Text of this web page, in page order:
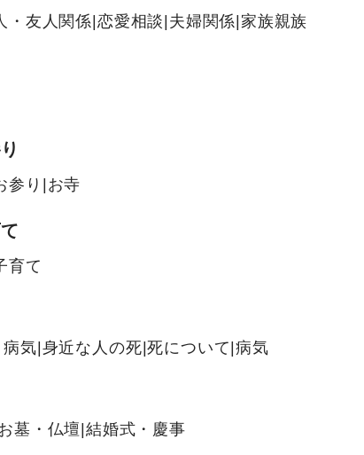
・友人関係 恋愛相談 夫婦関係 家族親族
参り お寺
育て
気 身近な人の死 |死について |病気
墓・仏壇 結婚式・慶事